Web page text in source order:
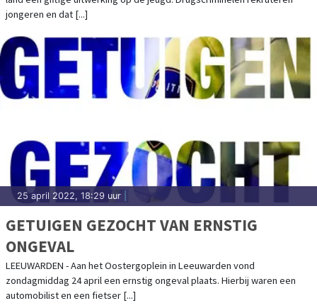
jongeren en dat [...]
25 april 2022, 18:29 uur
GETUIGEN GEZOCHT VAN ERNSTIG
ONGEVAL
LEEUWARDEN - Aan het Oostergoplein in Leeuwarden vond
zondagmiddag 24 april een ernstig ongeval plaats. Hierbij waren een
automobilist en een fietser [...]